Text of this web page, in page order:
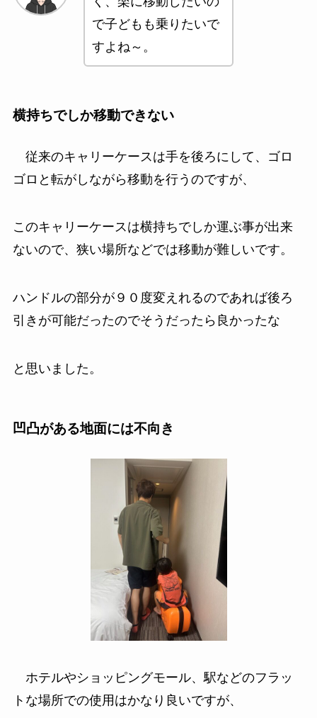
で子どもも乗りたいで
すよね～。
横持ちでしか移動できない
従来のキャリーケースは手を後ろにして、ゴロ
ゴロと転がしながら移動を行うのですが、
このキャリーケースは横持ちでしか運ぶ事が出来
ないので、狭い場所などでは移動が難しいです。
ハンドルの部分が９０度変えれるのであれば後ろ
引きが可能だったのでそうだったら良かったな
と思いました。
凹凸がある地面には不向き
ホテルやショッピングモール、駅などのフラッ
トな場所での使用はかなり良いですが、